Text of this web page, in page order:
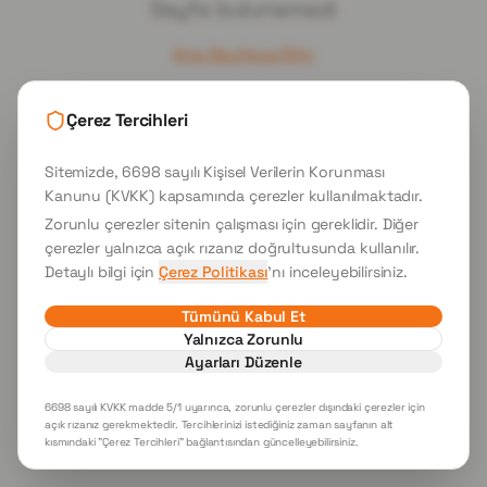
Çerez Tercihleri
Sitemizde, 6698 sayılı Kişisel Verilerin Korunması
Kanunu (KVKK) kapsamında çerezler kullanılmaktadır.
Zorunlu çerezler sitenin çalışması için gereklidir. Diğer
çerezler yalnızca açık rızanız doğrultusunda kullanılır.
Detaylı bilgi için Çerez Politikası'nı inceleyebilirsiniz.
Tümünü Kabul Et
Yalnızca Zorunlu
Ayarları Düzenle
6698 sayılı KVKK madde 5/1 uyarınca, zorunlu çerezler dışındaki çerezler için
açık rızanız gerekmektedir. Tercihlerinizi istediğiniz zaman sayfanın alt
kısmındaki "Çerez Tercihleri" bağlantısından güncelleyebilirsiniz.
Ana Sayfaya Dön